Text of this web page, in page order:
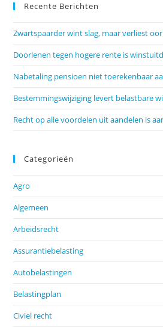
Recente Berichten
Zwartspaarder wint slag, maar verliest
Doorlenen tegen hogere rente is
Nabetaling pensioen niet toerekenbaar
Bestemmingswijziging levert belastbare
Recht op alle voordelen uit aandelen is
Categorieën
Agro
Algemeen
Arbeidsrecht
Assurantiebelasting
Autobelastingen
Belastingplan
Civiel recht